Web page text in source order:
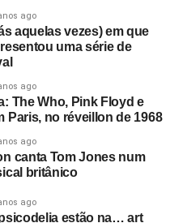
Nesse ponto, era
de que algo muito ruim
maior.
lei e ordem, esse fascismo
a banda na sala de ensaio.
Sabe, underground no
francesa. Mas esse era
eram a resistência contra
ago
aquelas vezes) em que
uma série de
ago
The Who, Pink Floyd e
Paris, no réveillon de 1968
ago
canta Tom Jones num
britânico
ago
estão na… art